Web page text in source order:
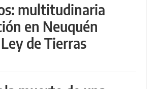
multitudinaria
en Neuquén
de Tierras